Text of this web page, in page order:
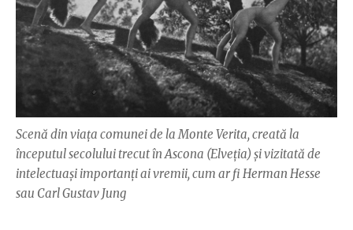
Scenă din viața comunei de la Monte Verita, creată la
începutul secolului trecut în Ascona (Elveția) și vizitată de
intelectuași importanți ai vremii, cum ar fi Herman Hesse
sau Carl Gustav Jung